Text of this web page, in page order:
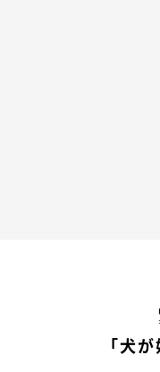
ためだろう。だから、
ず、曲がるときも極力
ような習慣がついてし
「犬